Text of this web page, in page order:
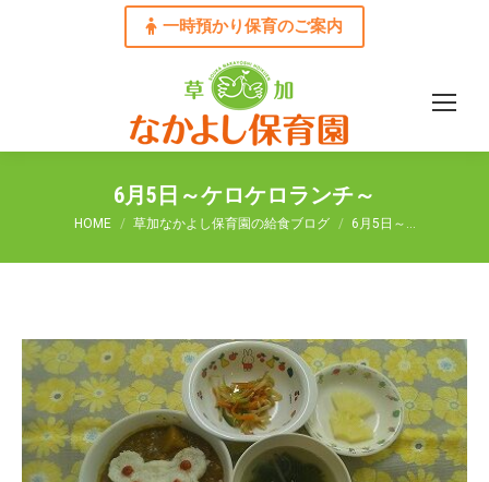
一時預かり保育のご案内
6月5日～ケロケロランチ～
You are here:
HOME 草加なかよし保育園の給食ブログ 6月5日～…